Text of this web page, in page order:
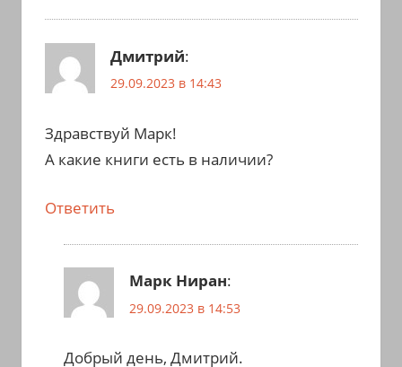
Дмитрий:
29.09.2023 в 14:43
Здравствуй Марк!
А какие книги есть в наличии?
Ответить
Марк Ниран:
29.09.2023 в 14:53
Добрый день, Дмитрий.